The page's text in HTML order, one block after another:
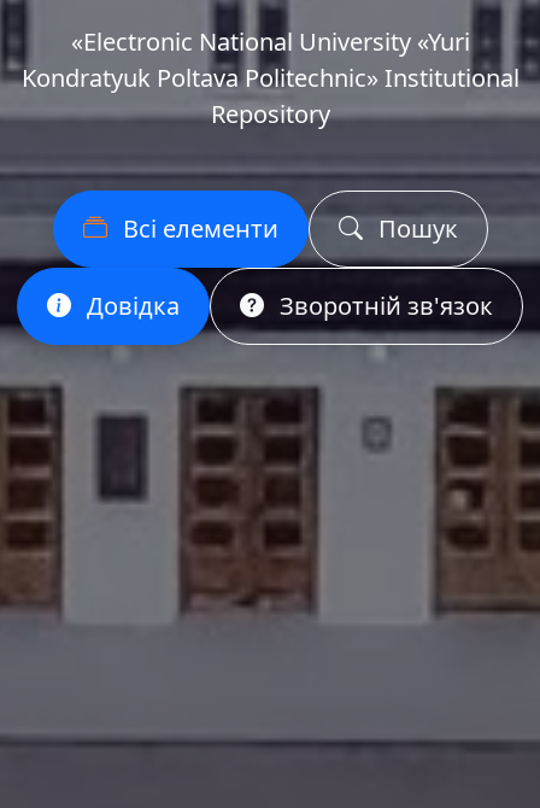
«Еlectronic National University «Yuri
Kondratyuk Poltava Politechnic» Institutional
Repository
Всі елементи Пошук
Довідка Зворотній зв'язок